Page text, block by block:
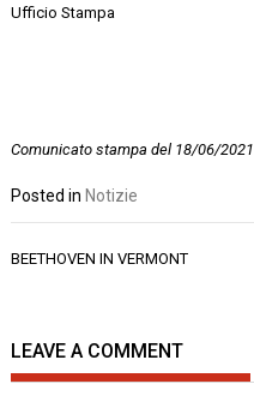
Ufficio Stampa
Comunicato stampa del 18/06/2021
Posted in Notizie
Navigazione
BEETHOVEN IN VERMONT
LEAVE A COMMENT